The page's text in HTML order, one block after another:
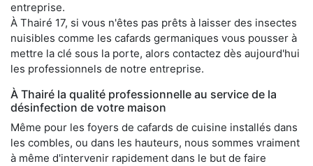
entreprise.
À Thairé 17, si vous n'êtes pas prêts à laisser des insectes
nuisibles comme les cafards germaniques vous pousser à
mettre la clé sous la porte, alors contactez dès aujourd'hui
les professionnels de notre entreprise.
À Thairé la qualité professionnelle au service de la
désinfection de votre maison
Même pour les foyers de cafards de cuisine installés dans
les combles, ou dans les hauteurs, nous sommes vraiment
à même d'intervenir rapidement dans le but de faire